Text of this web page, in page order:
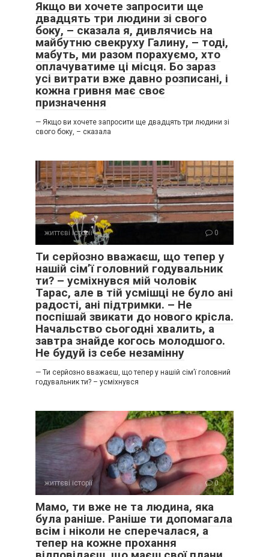
Якщо ви хочете запросити ще
двадцять три людини зі свого
боку, – сказала я, дивлячись на
майбутню свекруху Галину, – тоді,
мабуть, ми разом порахуємо, хто
оплачуватиме ці місця. Бо зараз
усі витрати вже давно розписані, і
кожна гривня має своє
призначення
— Якщо ви хочете запросити ще двадцять три людини зі
свого боку, – сказала
життєві історії 0
Ти серйозно вважаєш, що тепер у
нашій сім’ї головний годувальник
ти? – усміхнувся мій чоловік
Тарас, але в тій усмішці не було ані
радості, ані підтримки. – Не
поспішай звикати до нового крісла.
Начальство сьогодні хвалить, а
завтра знайде когось молодшого.
Не будуй із себе незамінну
— Ти серйозно вважаєш, що тепер у нашій сім’ї головний
годувальник ти? – усміхнувся
життєві історії 0
Мамо, ти вже не та людина, яка
була раніше. Раніше ти допомагала
всім і ніколи не сперечалася, а
тепер на кожне прохання